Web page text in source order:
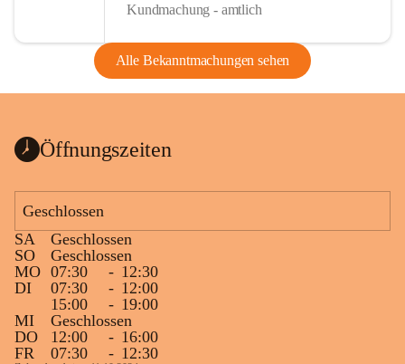
Kundmachung - amtlich
Alle Bekanntmachungen sehen
Öffnungszeiten
Geschlossen
SA
Geschlossen
SO
Geschlossen
MO 07:30 - 12:30
DI
07:30 - 12:00
15:00
- 19:00
MI
Geschlossen
DO
12:00 - 16:00
FR
07:30 - 12:30